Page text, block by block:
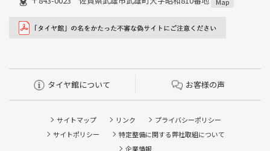
タイヤ館について お客様の声
サイトマップ リンク
プライバシーポリシー
サイトポリシー
特定整備に関する弊社取組について
企業情報